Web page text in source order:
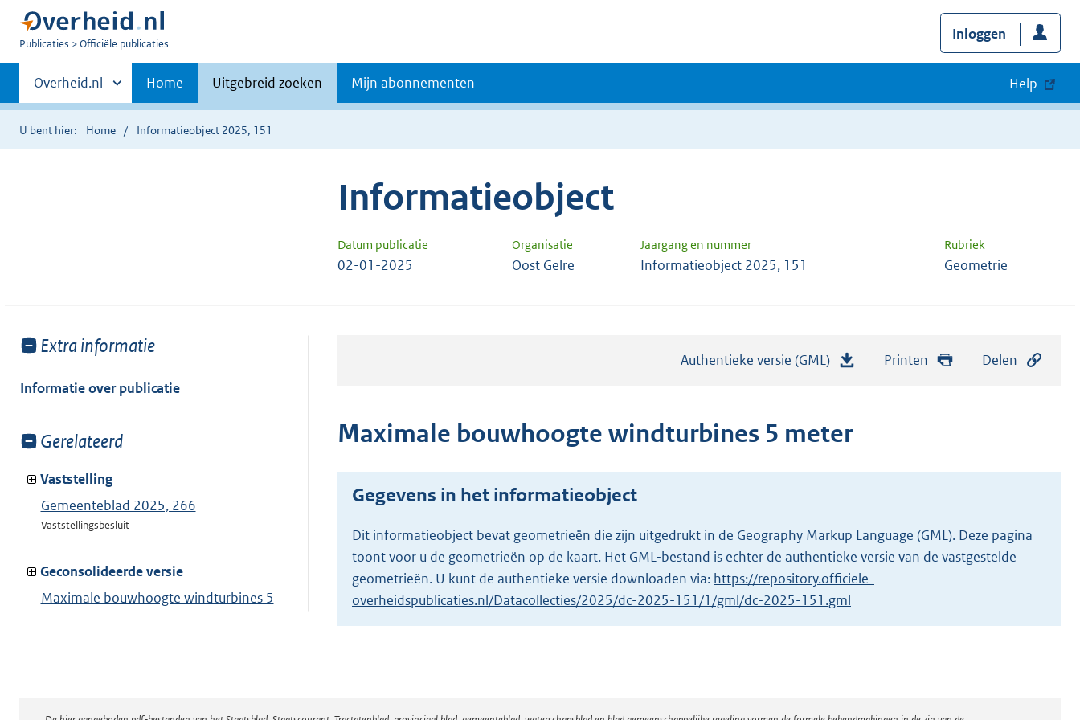
U
Publicaties Officiële publicaties
Inloggen
Primaire
navigatie
Andere
sites
binnen
Overheid.nl Home Uitgebreid zoeken Mijn abonnementen Help
U bent hier: Home Informatieobject 2025, 151
Informatieobject
Datum publicatie Organisatie Jaargang en nummer Rubriek
02-01-2025 Oost Gelre Informatieobject 2025, 151 Geometrie
Toon
van:
Extra informatie
Informatie over publicatie
Toon
van:
Gerelateerd
Vaststelling
Gemeenteblad 2025, 266
Vaststellingsbesluit
Geconsolideerde versie
Maximale bouwhoogte windturbines 5
Authentieke versie (GML)
t
a
n
g
r
o
o
Printen Delen
Maximale bouwhoogte windturbines 5 meter
Gegevens in het informatieobject
Dit informatieobject bevat geometrieën die zijn uitgedrukt in de Geography Markup Language (GML). Deze pagina
toont voor u de geometrieën op de kaart. Het GML-bestand is echter de authentieke versie van de vastgestelde
geometrieën. U kunt de authentieke versie downloaden via: https://repository.officiele-
overheidspublicaties.nl/Datacollecties/2025/dc-2025-151/1/gml/dc-2025-151.gml